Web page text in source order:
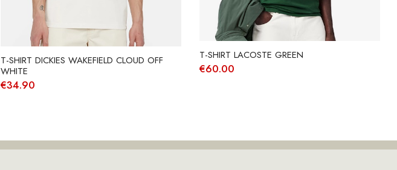
T-SHIRT DICKIES WAKEFIELD CLOUD OFF
WHITE
€34.90
T-SHIRT LACOSTE GREEN
€60.00